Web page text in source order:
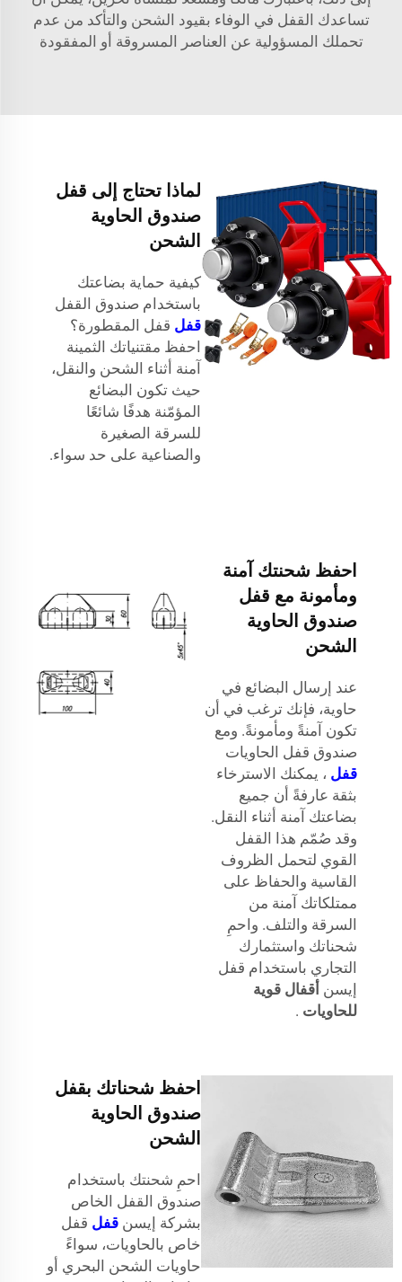
تساعدك القفل في الوفاء بقيود الشحن والتأكد من عدم
تحملك المسؤولية عن العناصر المسروقة أو المفقودة
لماذا تحتاج إلى قفل
صندوق الحاوية
الشحن
كيفية حماية بضاعتك
باستخدام صندوق القفل
قفل قفل المقطورة؟
احفظ مقتنياتك الثمينة
آمنة أثناء الشحن والنقل،
حيث تكون البضائع
المؤمّنة هدفًا شائعًا
للسرقة الصغيرة
والصناعية على حد سواء.
احفظ شحنتك آمنة
ومأمونة مع قفل
صندوق الحاوية
الشحن
عند إرسال البضائع في
حاوية، فإنك ترغب في أن
تكون آمنةً ومأمونةً. ومع
صندوق قفل الحاويات
قفل ، يمكنك الاسترخاء
بثقة عارفةً أن جميع
بضاعتك آمنة أثناء النقل.
وقد صُمّم هذا القفل
القوي لتحمل الظروف
القاسية والحفاظ على
ممتلكاتك آمنة من
السرقة والتلف. واحمِ
شحناتك واستثمارك
التجاري باستخدام قفل
إيسن أقفال قوية
للحاويات .
احفظ شحناتك بقفل
صندوق الحاوية
الشحن
احمِ شحنتك باستخدام
صندوق القفل الخاص
بشركة إيسن قفل قفل
خاص بالحاويات، سواءً
حاويات الشحن البحري أو